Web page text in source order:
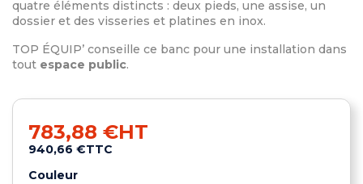
quatre éléments distincts : deux pieds, une assise, un
dossier et des visseries et platines en inox.
TOP ÉQUIP’ conseille ce banc pour une installation dans
tout espace public.
783,88 €HT
940,66 €TTC
Couleur